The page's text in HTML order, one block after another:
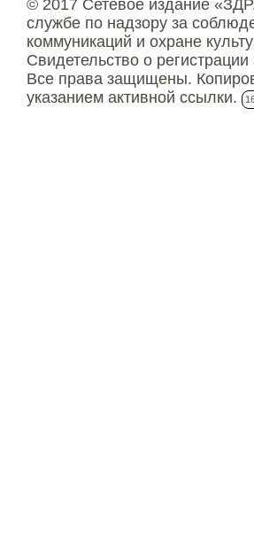
© 2017 Сетевое издание
службе по надзору за
коммуникаций и охране
Свидетельство о
Все права защищены.
указанием активной ссылки.